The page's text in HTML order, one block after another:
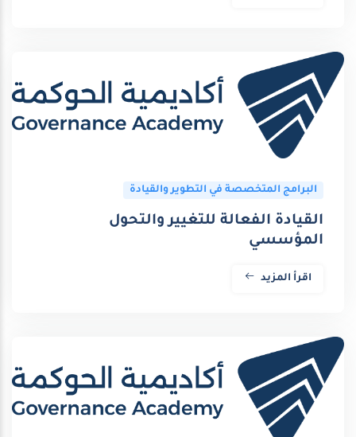
البرامج المتخصصة في التطوير والقيادة
القيادة الفعالة للتغيير والتحول
المؤسسي
اقرأ المزيد